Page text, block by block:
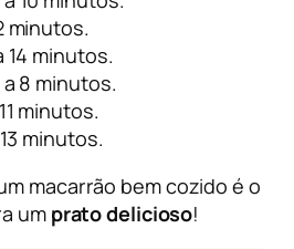
minutos.
14 minutos.
a 8 minutos.
minutos.
13 minutos.
macarrão bem cozido é o
um prato delicioso!